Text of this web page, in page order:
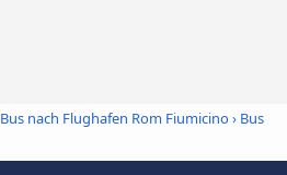
Bus nach Flughafen Rom Fiumicino› Bus